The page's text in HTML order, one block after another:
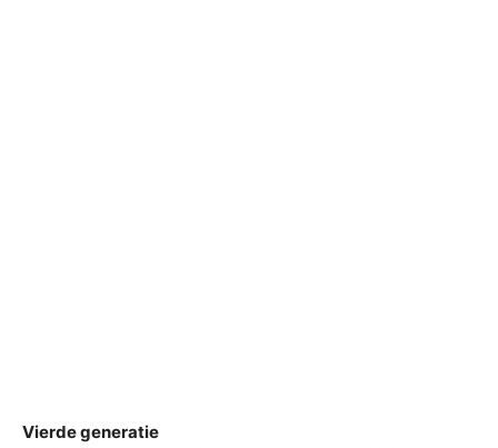
Vierde generatie